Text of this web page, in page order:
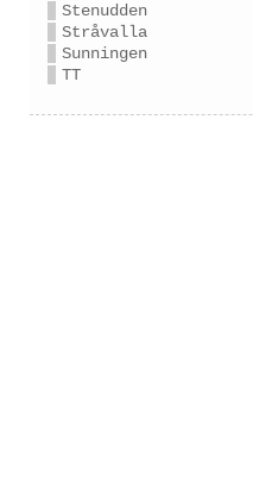
Stenudden
Stråvalla
Sunningen
TT